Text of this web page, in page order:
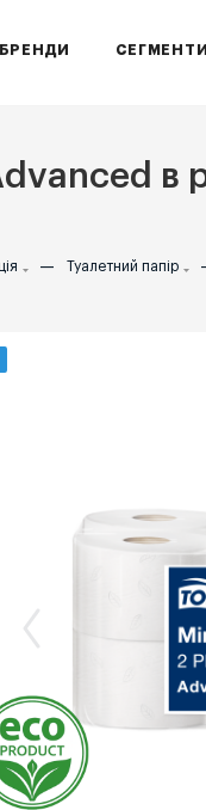
БРЕНДИ СЕГМЕНТИ
в
— Туалетний папір